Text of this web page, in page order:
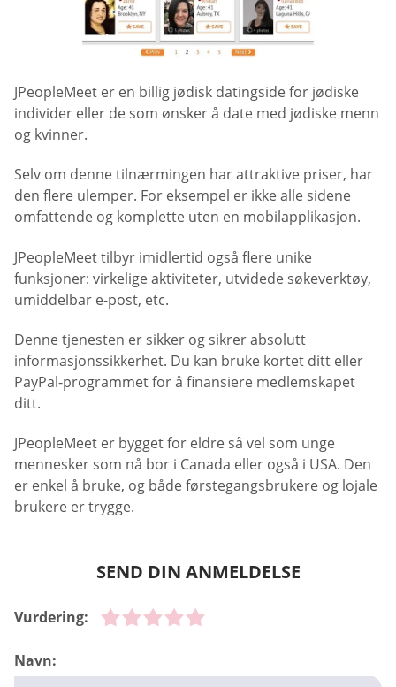
JPeopleMeet er en billig jødisk datingside for jødiske
individer eller de som ønsker å date med jødiske menn
og kvinner.
Selv om denne tilnærmingen har attraktive priser, har
den flere ulemper. For eksempel er ikke alle sidene
omfattende og komplette uten en mobilapplikasjon.
JPeopleMeet tilbyr imidlertid også flere unike
funksjoner: virkelige aktiviteter, utvidede søkeverktøy,
umiddelbar e-post, etc.
Denne tjenesten er sikker og sikrer absolutt
informasjonssikkerhet. Du kan bruke kortet ditt eller
PayPal-programmet for å finansiere medlemskapet
ditt.
JPeopleMeet er bygget for eldre så vel som unge
mennesker som nå bor i Canada eller også i USA. Den
er enkel å bruke, og både førstegangsbrukere og lojale
brukere er trygge.
SEND DIN ANMELDELSE
Vurdering:
Navn: